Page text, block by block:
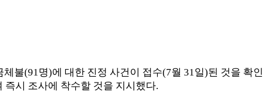
불(91명)에 대한 진정 사건이 접수(7월 31일)된 것을 확인
시 조사에 착수할 것을 지시했다.